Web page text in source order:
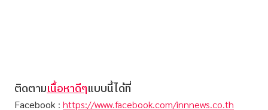
ติดตามเนื้อหาดีๆแบบนี้ได้ที่
Facebook : https://www.facebook.com/innnews.co.th